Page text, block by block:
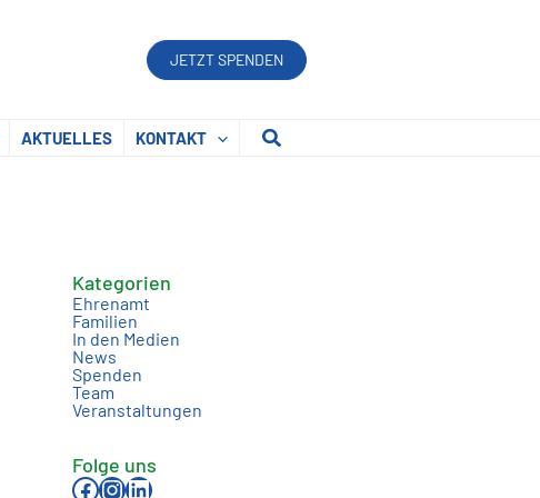
JETZT SPENDEN
AKTUELLES KONTAKT Suchen
Kategorien
Ehrenamt
Familien
In den Medien
News
Spenden
Team
Veranstaltungen
Folge uns
Facebook InstagramLinkedIn